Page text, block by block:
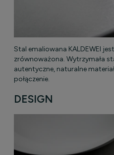
Stal emaliowana KALDEWEI
zrównoważona. Wytrzymała
autentyczne, naturalne
połączenie.
DESIGN